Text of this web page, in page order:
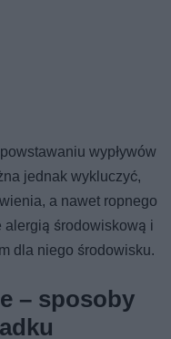
wypływów
jednak wykluczyć,
a nawet ropnego
alergią środowiskową i
dla niego środowisku.
– sposoby